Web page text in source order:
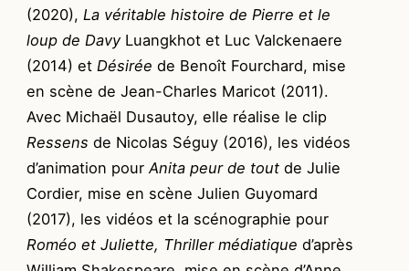
(2020), La véritable histoire de Pierre et le
loup de Davy Luangkhot et Luc Valckenaere
(2014) etDésiréede Benoît Fourchard, mise
en scène de Jean-Charles Maricot (2011).
Avec Michaël Dusautoy, elle réalise le clip
Ressens de Nicolas Séguy (2016), les vidéos
d’animation pourAnita peur de toutde Julie
Cordier, mise en scène Julien Guyomard
(2017), les vidéos et la scénographie pour
Roméo et Juliette, Thriller médiatiqued’après